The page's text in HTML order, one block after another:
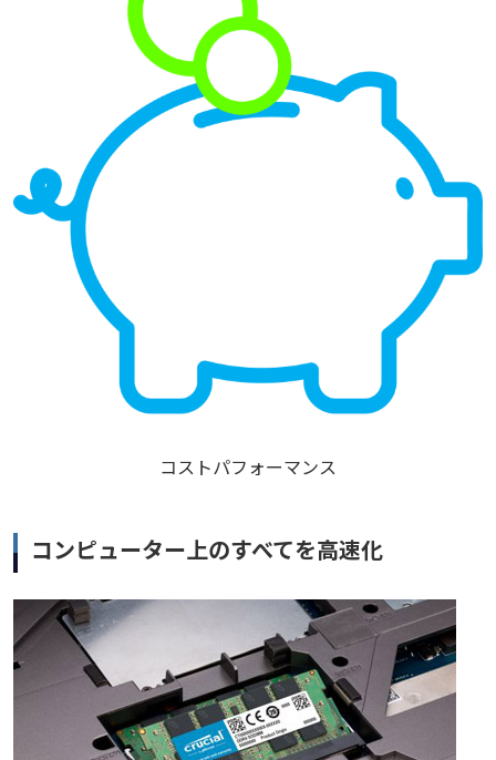
コストパフォーマンス
コンピューター上のすべてを高速化